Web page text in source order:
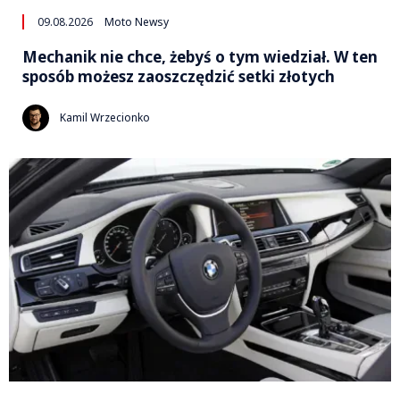
09.08.2026 Moto Newsy
Mechanik nie chce, żebyś o tym wiedział. W ten
sposób możesz zaoszczędzić setki złotych
Kamil Wrzecionko